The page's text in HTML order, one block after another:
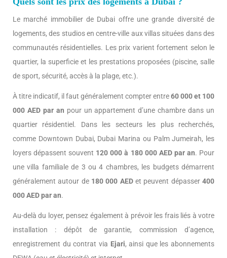
Le marché immobilier de Dubai offre une grande diversité de
logements, des studios en centre-ville aux villas situées dans des
communautés résidentielles. Les prix varient fortement selon le
quartier, la superficie et les prestations proposées (piscine, salle
de sport, sécurité, accès à la plage, etc.).
À titre indicatif, il faut généralement compter entre60 000 et 100
000 AED par an pour un appartement d’une chambre dans un
quartier résidentiel. Dans les secteurs les plus recherchés,
comme Downtown Dubai, Dubai Marina ou Palm Jumeirah, les
loyers dépassent souvent 120 000 à 180 000 AED par an. Pour
une villa familiale de 3 ou 4 chambres, les budgets démarrent
généralement autour de 180 000 AEDet peuvent dépasser400
000 AED par an.
Au-delà du loyer, pensez également à prévoir les frais liés à votre
installation : dépôt de garantie, commission d’agence,
enregistrement du contrat via Ejari, ainsi que les abonnements